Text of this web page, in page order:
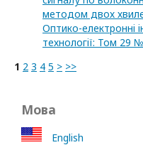
методом двох
Оптико-електроннi
технологiї: Том 29
1 2 3 4 5 > >>
Мова
English